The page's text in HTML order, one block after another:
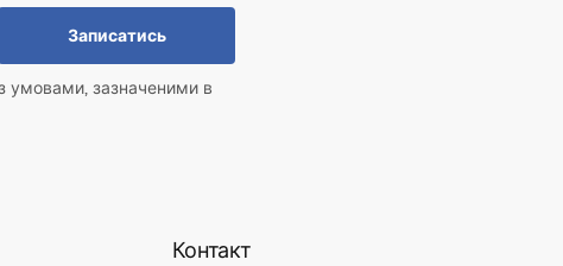
Записатись
умовами, зазначеними в
Контакт